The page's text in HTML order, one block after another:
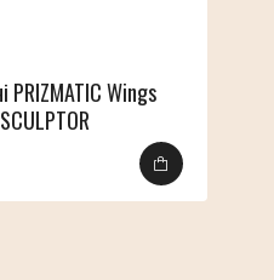
PRIZMATIC Wings